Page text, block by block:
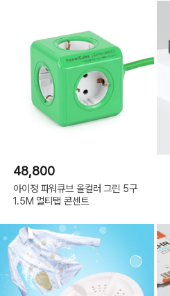
48,800
아이정 파워큐브 올컬러 그린 5구
1.5M 멀티탭 콘센트